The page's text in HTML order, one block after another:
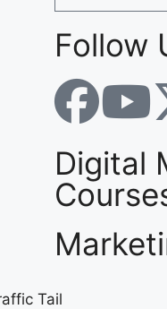
Follow
Digital
Tail